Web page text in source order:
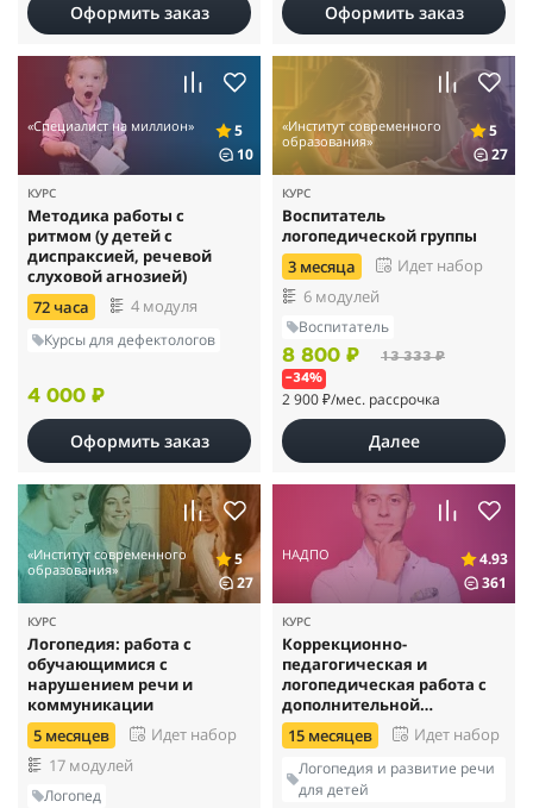
Оформить заказ Оформить заказ
«Специалист на миллион»
5
10
КУРС
Методика работы с
ритмом (у детей с
диспраксией, речевой
слуховой агнозией)
72 часа
4 модуля
Курсы для дефектологов
4 000 ₽
Оформить заказ
«Институт современного
образования»
5
27
КУРС
Воспитатель
логопедической группы
3 месяца
Идет набор
6 модулей
Воспитатель
8 800 ₽ 13 333 ₽
–34%
2 900 ₽/мес. рассрочка
Далее
«Институт современного
образования»
5
27
КУРС
Логопедия: работа с
обучающимися с
нарушением речи и
коммуникации
5 месяцев
Идет набор
17 модулей
Логопед
НАДПО
4.93
361
КУРС
Коррекционно-
педагогическая и
логопедическая работа с
дополнительной
специализацией в области
нейропсихологии
15 месяцев
Идет набор
Логопедия и развитие речи
для детей